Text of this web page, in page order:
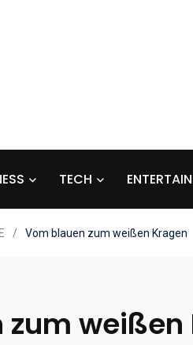
TECH
/ Vom blauen zum weißen Kragen
weißen